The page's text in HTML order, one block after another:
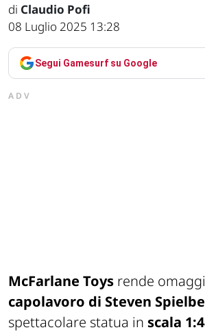
di Claudio Pofi
08 Luglio 2025 13:28
Segui Gamesurf su Google
ADV
McFarlane Toys rende
capolavoro di Steven
spettacolare statua in scala